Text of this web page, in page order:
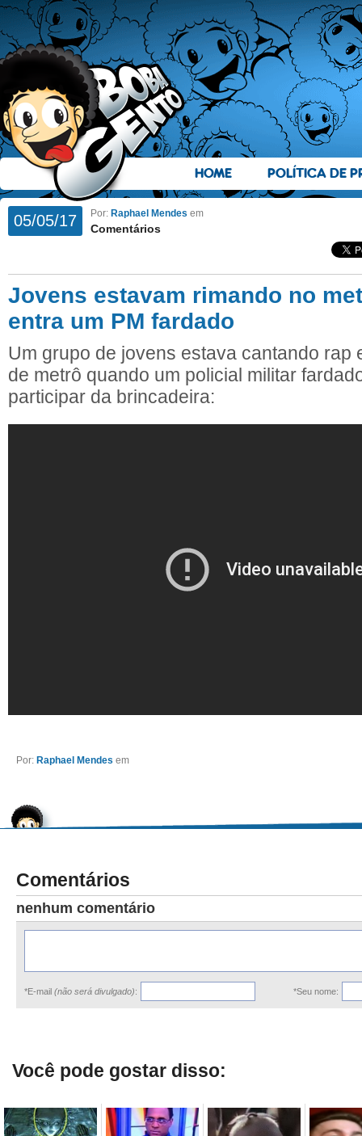
HOME POLÍTICA DE
05/05/17 Por: Raphael Mendes em
Comentários
Jovens estavam rimando no
entra um PM fardado
Um grupo de jovens estava cantando rap
de metrô quando um policial militar
participar da brincadeira:
Por: Raphael Mendes em
Comentários
nenhum comentário
*E-mail (não será divulgado): *Seu nome:
Você pode gostar disso: